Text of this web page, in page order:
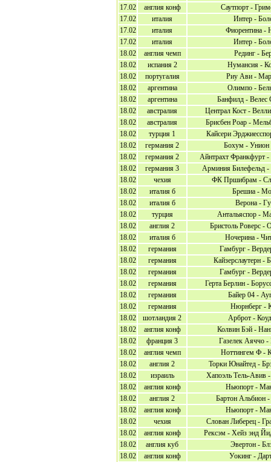
17.02 англия конф
Саутпорт -
17.02
италия
Интер -
17.02
италия
Фиорентина -
17.02
италия
Интер -
18.02
англия чемп
Рединг -
18.02
испания 2
Нумансия -
18.02
португалия
Риу Ави -
18.02
аргентина
Олимпо -
18.02
аргентина
Банфилд - Велес
18.02
австралия
Централ Кост -
18.02
австралия
Брисбен Роар -
18.02
турция 1
Кайсери
18.02
германия 2
Бохум - Унион
18.02
германия 2
Айнтрахт Франкфурт
18.02
германия 3
Арминия Билефельд -
18.02
чехия
ФК Пршибрам -
18.02
италия б
Брешиа -
18.02
италия б
Верона -
18.02
турция
Антальяспор -
18.02
англия 2
Бристоль Роверс
18.02
италия б
Ночерина -
18.02
германия
Гамбург -
18.02
германия
Кайзерслаутерн -
18.02
германия
Гамбург -
18.02
германия
Герта Берлин -
18.02
германия
Байер 04 -
18.02
германия
Нюрнберг -
18.02
шотландия 2
Арброт -
18.02
англия конф
Колвин Бэй -
18.02
франция 3
Газелек Аяччо -
18.02
англия чемп
Ноттингем Ф -
18.02
англия 2
Торки Юнайтед -
18.02
израиль
Хапоэль Тель-Авив
18.02
англия конф
Ньюпорт -
18.02
англия 2
Бартон Альбион
18.02
англия конф
Ньюпорт -
18.02
чехия
Слован Либерец -
18.02
англия конф
Рексэм - Хейз энд
18.02
англия куб
Эвертон -
18.02
англия конф
Уокинг -